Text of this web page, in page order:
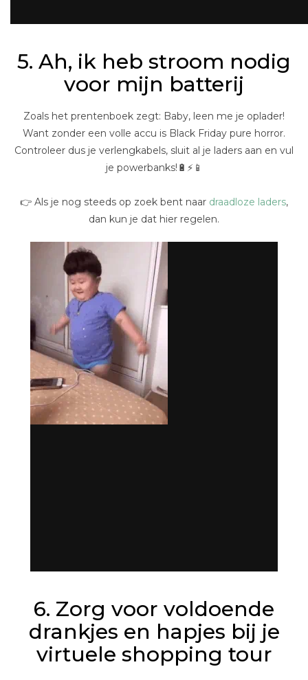
5. Ah, ik heb stroom nodig
voor mijn batterij
Zoals het prentenboek zegt: Baby, leen me je oplader!
Want zonder een volle accu is Black Friday pure horror.
Controleer dus je verlengkabels, sluit al je laders aan en vul
je powerbanks!🔋⚡📱
👉 Als je nog steeds op zoek bent naar draadloze laders,
dan kun je dat hier regelen.
6. Zorg voor voldoende
drankjes en hapjes bij je
virtuele shopping tour